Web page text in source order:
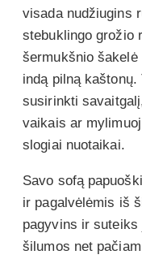
visada nudžiugins
stebuklingo grožio
šermukšnio
indą pilną
susirinkti
vaikais ar
slogiai nuotaikai.
Savo sofą
ir pagalvėlėmis iš
pagyvins ir suteiks
šilumos net